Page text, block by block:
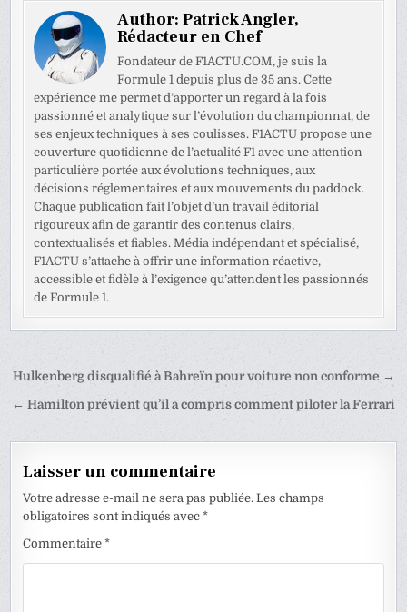
Author:Patrick Angler,
Rédacteur en Chef
Fondateur de F1ACTU.COM, je suis la
Formule 1 depuis plus de 35 ans. Cette
expérience me permet d’apporter un regard à la fois
passionné et analytique sur l’évolution du championnat, de
ses enjeux techniques à ses coulisses. F1ACTU propose une
couverture quotidienne de l’actualité F1 avec une attention
particulière portée aux évolutions techniques, aux
décisions réglementaires et aux mouvements du paddock.
Chaque publication fait l’objet d’un travail éditorial
rigoureux afin de garantir des contenus clairs,
contextualisés et fiables. Média indépendant et spécialisé,
F1ACTU s’attache à offrir une information réactive,
accessible et fidèle à l’exigence qu’attendent les passionnés
de Formule 1.
Navigation
de
Hulkenberg disqualifié à Bahreïn pour voiture non conforme →
← Hamilton prévient qu’il a compris comment piloter la Ferrari
Laisser un commentaire
Votre adresse e-mail ne sera pas publiée. Les champs
obligatoires sont indiqués avec*
Commentaire*